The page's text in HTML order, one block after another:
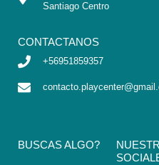
Santiago Centro
CONTACTANOS
+56951859357
BUSCAS ALGO?